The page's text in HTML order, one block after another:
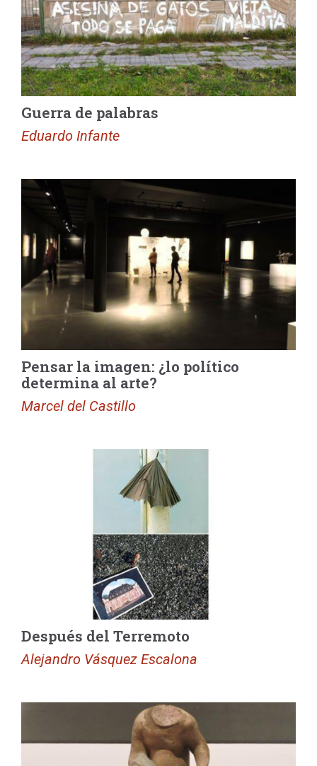
Guerra de palabras
Eduardo Infante
Pensar la imagen: ¿lo político
determina al arte?
Marcel del Castillo
Después del Terremoto
Alejandro Vásquez Escalona